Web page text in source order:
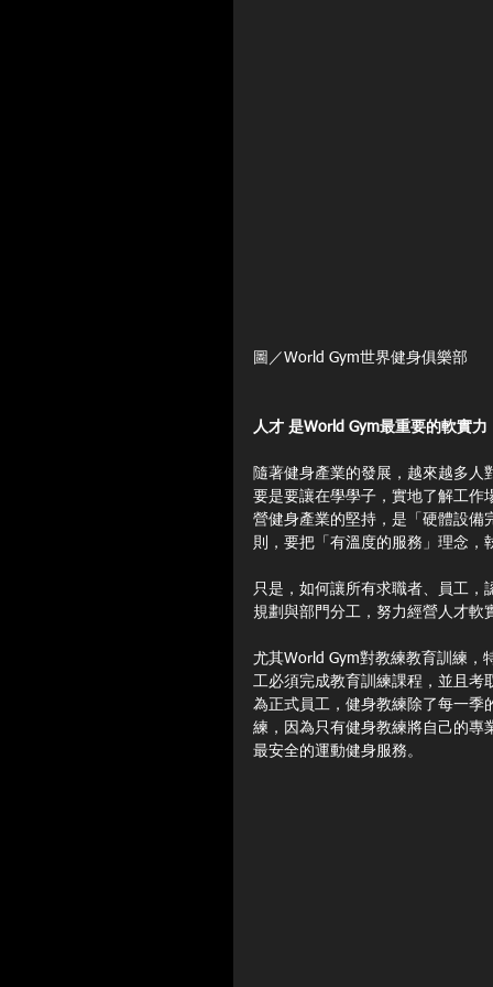
圖／World Gym世界健身俱樂部
人才 是World Gym最重要的軟實力
隨著健身產業的發展，越來越多
要是要讓在學學子，實地了解工作
營健身產業的堅持，是「硬體設備
則，要把「有溫度的服務」理念，
只是，如何讓所有求職者、員工
規劃與部門分工，努力經營人才軟
尤其World Gym對教練教育訓練，
工必須完成教育訓練課程，並且考
為正式員工，健身教練除了每一季
練，因為只有健身教練將自己的專
最安全的運動健身服務。